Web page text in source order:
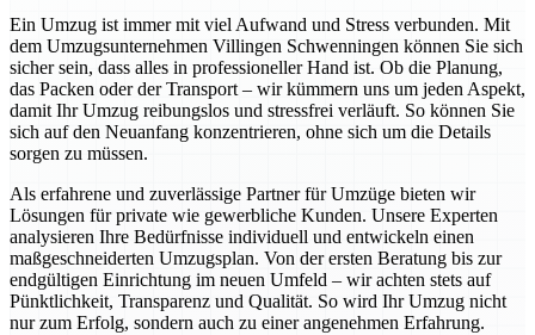
Ein Umzug ist immer mit viel Aufwand und Stress verbunden. Mit
dem Umzugsunternehmen Villingen Schwenningen können Sie sich
sicher sein, dass alles in professioneller Hand ist. Ob die Planung,
das Packen oder der Transport – wir kümmern uns um jeden Aspekt,
damit Ihr Umzug reibungslos und stressfrei verläuft. So können Sie
sich auf den Neuanfang konzentrieren, ohne sich um die Details
sorgen zu müssen.
Als erfahrene und zuverlässige Partner für Umzüge bieten wir
Lösungen für private wie gewerbliche Kunden. Unsere Experten
analysieren Ihre Bedürfnisse individuell und entwickeln einen
maßgeschneiderten Umzugsplan. Von der ersten Beratung bis zur
endgültigen Einrichtung im neuen Umfeld – wir achten stets auf
Pünktlichkeit, Transparenz und Qualität. So wird Ihr Umzug nicht
nur zum Erfolg, sondern auch zu einer angenehmen Erfahrung.